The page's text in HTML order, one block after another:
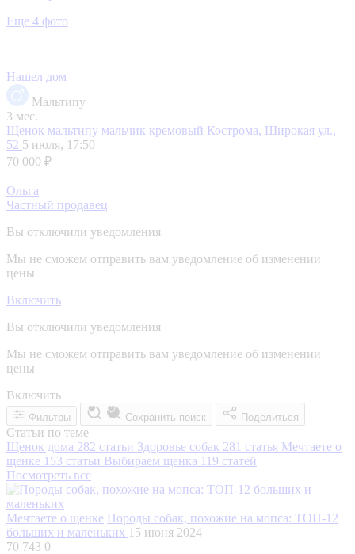
Еще 4 фото
Нашел дом
Мальтипу
3 мес.
Щенок мальтипу мальчик кремовый Кострома, Широкая ул.,
52 5 июля, 17:50
70 000 ₽
Ольга
Частный продавец
Вы отключили уведомления
Мы не сможем отправить вам уведомление об изменении
цены
Включить
Вы отключили уведомления
Мы не сможем отправить вам уведомление об изменении
цены
Включить
Фильтры Сохранить поиск Поделиться
Статьи по теме
Щенок дома 282 статьи Здоровье собак 281 статья Мечтаете о
щенке 153 статьи Выбираем щенка 119 статей
Посмотреть все
Мечтаете о щенке Породы собак, похожие на мопса: ТОП-12
больших и маленьких 15 июня 2024
70 743 0